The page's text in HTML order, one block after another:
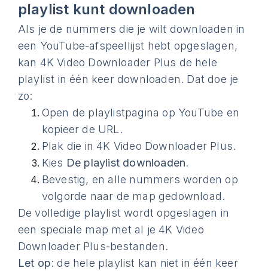
playlist kunt downloaden
Als je de nummers die je wilt downloaden in
een YouTube-afspeellijst hebt opgeslagen,
kan 4K Video Downloader Plus de hele
playlist in één keer downloaden. Dat doe je
zo:
Open de playlistpagina op YouTube en
kopieer de URL.
Plak die in 4K Video Downloader Plus.
Kies De playlist downloaden.
Bevestig, en alle nummers worden op
volgorde naar de map gedownload.
De volledige playlist wordt opgeslagen in
een speciale map met al je 4K Video
Downloader Plus-bestanden.
Let op: de hele playlist kan niet in één keer